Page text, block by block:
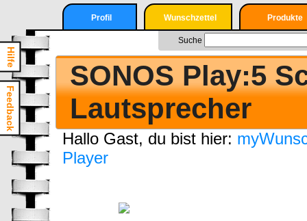
Hilfe
Feedback
Profil
Registrieren
Wunschzettel
Nur angemeldete
User können einen
Wunschzettel
erstellen
Login
Registrieren
Produkte
Suche
SONOS Play:5
Lautsprecher
Hallo Gast, du bist hier:
Player